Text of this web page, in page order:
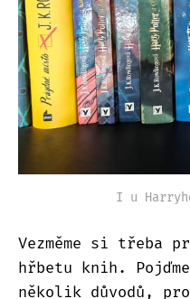
I u
Vezměme si třeba
hřbetu knih.
několik důvodů,